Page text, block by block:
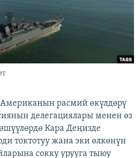
сайттары
расмий өкүлдөрү
делегациялары менен өз
Кара Деңизде
токтотуу жана эки өлкөнүн
сокку урууга тыюу